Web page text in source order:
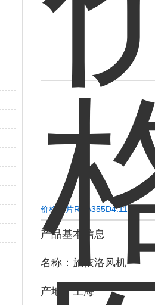
价格图片RHA355D4.110B-2B
产品基本信息
名称：施依洛风机
产地：上海